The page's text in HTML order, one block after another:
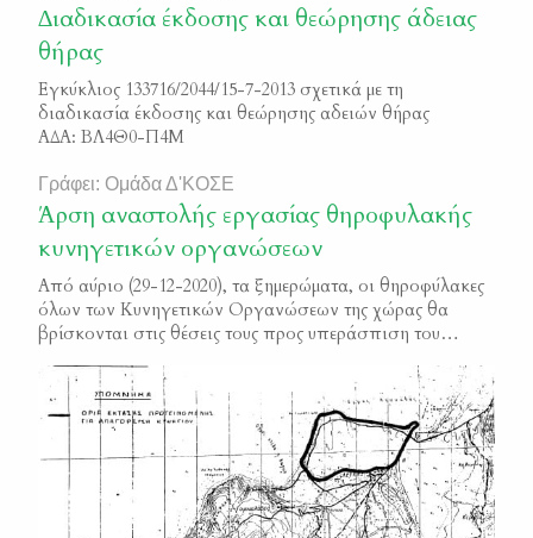
∆ιαδικασία έκδοσης και θεώρησης άδειας
θήρας
Εγκύκλιος 133716/2044/15-7-2013 σχετικά με τη
διαδικασία έκδοσης και θεώρησης αδειών θήρας
ΑΔΑ: ΒΛ4Θ0-Π4Μ
Γράφει: Ομάδα Δ'ΚΟΣΕ
Άρση αναστολής εργασίας θηροφυλακής
κυνηγετικών οργανώσεων
Από αύριο (29-12-2020), τα ξημερώματα, οι θηροφύλακες
όλων των Κυνηγετικών Οργανώσεων της χώρας θα
βρίσκονται στις θέσεις τους προς υπεράσπιση του
παρακάτω ολόκληρη την ανακοίνωση της Κυνηγετικής
Συνομοσπονδίας Ελλάδας 2136. 28 12 2020 Ανακοίνωση –
Στις θέσεις τους!